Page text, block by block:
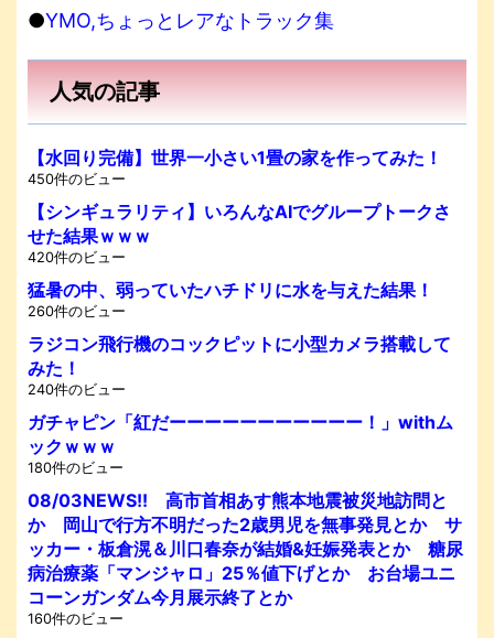
●YMO,ちょっとレアなトラック集
人気の記事
【水回り完備】世界一小さい1畳の家を作ってみた！
450件のビュー
【シンギュラリティ】いろんなAIでグループトークさ
せた結果ｗｗｗ
420件のビュー
猛暑の中、弱っていたハチドリに水を与えた結果！
260件のビュー
ラジコン飛行機のコックピットに小型カメラ搭載して
みた！
240件のビュー
ガチャピン「紅だーーーーーーーーーーー！」withム
ックｗｗｗ
180件のビュー
08/03NEWS!! 高市首相あす熊本地震被災地訪問と
か 岡山で行方不明だった2歳男児を無事発見とか サ
ッカー・板倉滉＆川口春奈が結婚&妊娠発表とか 糖尿
病治療薬「マンジャロ」25％値下げとか お台場ユニ
コーンガンダム今月展示終了とか
160件のビュー